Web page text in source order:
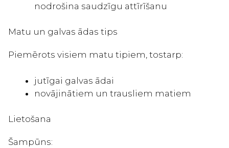
nodrošina saudzīgu attīrīšanu
Matu un galvas ādas tips
Piemērots visiem matu tipiem, tostarp:
jutīgai galvas ādai
novājinātiem un trausliem matiem
Lietošana
Šampūns: